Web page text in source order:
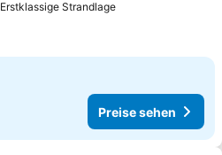
Erstklassige StrandlagePreise sehen
Preise sehen